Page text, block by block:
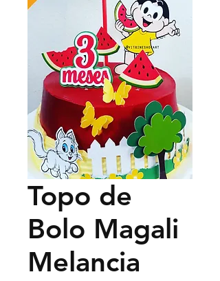
Topo de
Bolo Magali
Melancia